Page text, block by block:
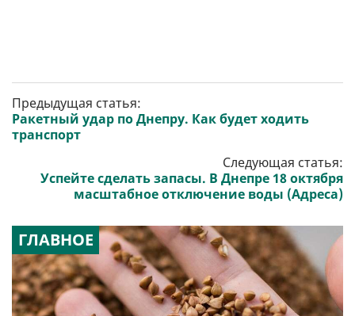
Предыдущая статья:
Ракетный удар по Днепру. Как будет ходить
транспорт
Следующая статья:
Успейте сделать запасы. В Днепре 18 октября
масштабное отключение воды (Адреса)
ГЛАВНОЕ